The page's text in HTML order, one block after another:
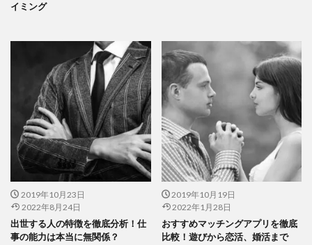
イミング
2019年10月23日
2022年8月24日
出世する人の特徴を徹底分析！仕
事の能力は本当に無関係？
2019年10月19日
2022年1月28日
おすすめマッチングアプリを徹底
比較！遊びから恋活、婚活まで